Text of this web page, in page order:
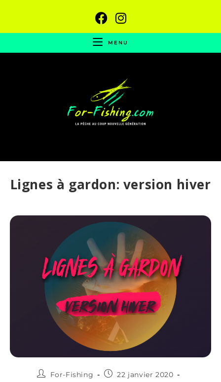
MENU
Lignes à gardon: version hiver
For-Fishing
22 janvier 2020